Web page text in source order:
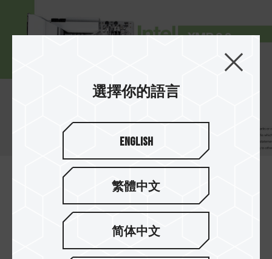
雙模快速一鍵超頻認證
同時支援最新 Intel XMP 3.0 與 AMD EXPO 超頻技
術，通過 ASRock、ASUS、BIOSTAR、
GIGABYTE、MSI 主機板品牌完整相容性與穩定度
選擇你的語言
English
繁體中文
简体中文